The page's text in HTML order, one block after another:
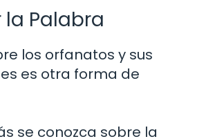
la Palabra
los orfanatos y sus
es otra forma de
se conozca sobre la